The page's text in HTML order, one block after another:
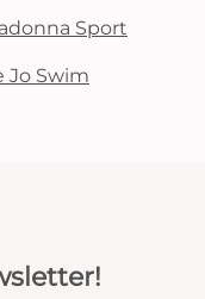
Sport
Jo Swim